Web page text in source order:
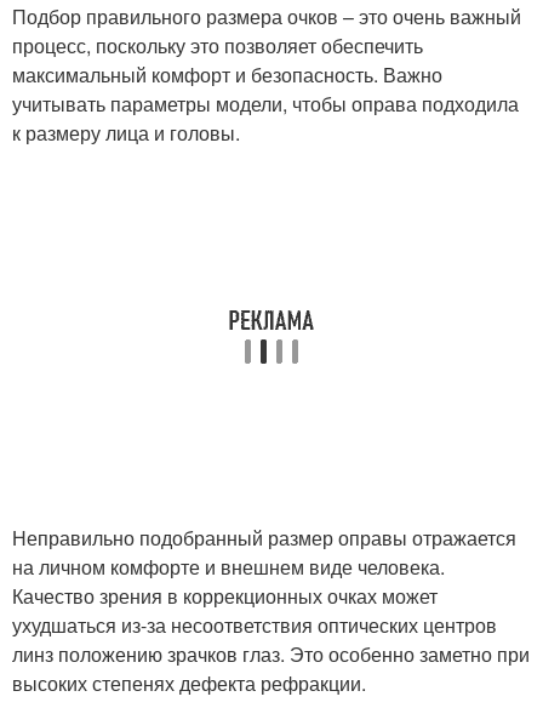
Подбор правильного размера очков – это очень важный
процесс, поскольку это позволяет обеспечить
максимальный комфорт и безопасность. Важно
учитывать параметры модели, чтобы оправа подходила
к размеру лица и головы.
Неправильно подобранный размер оправы отражается
на личном комфорте и внешнем виде человека.
Качество зрения в коррекционных очках может
ухудшаться из-за несоответствия оптических центров
линз положению зрачков глаз. Это особенно заметно при
высоких степенях дефекта рефракции.